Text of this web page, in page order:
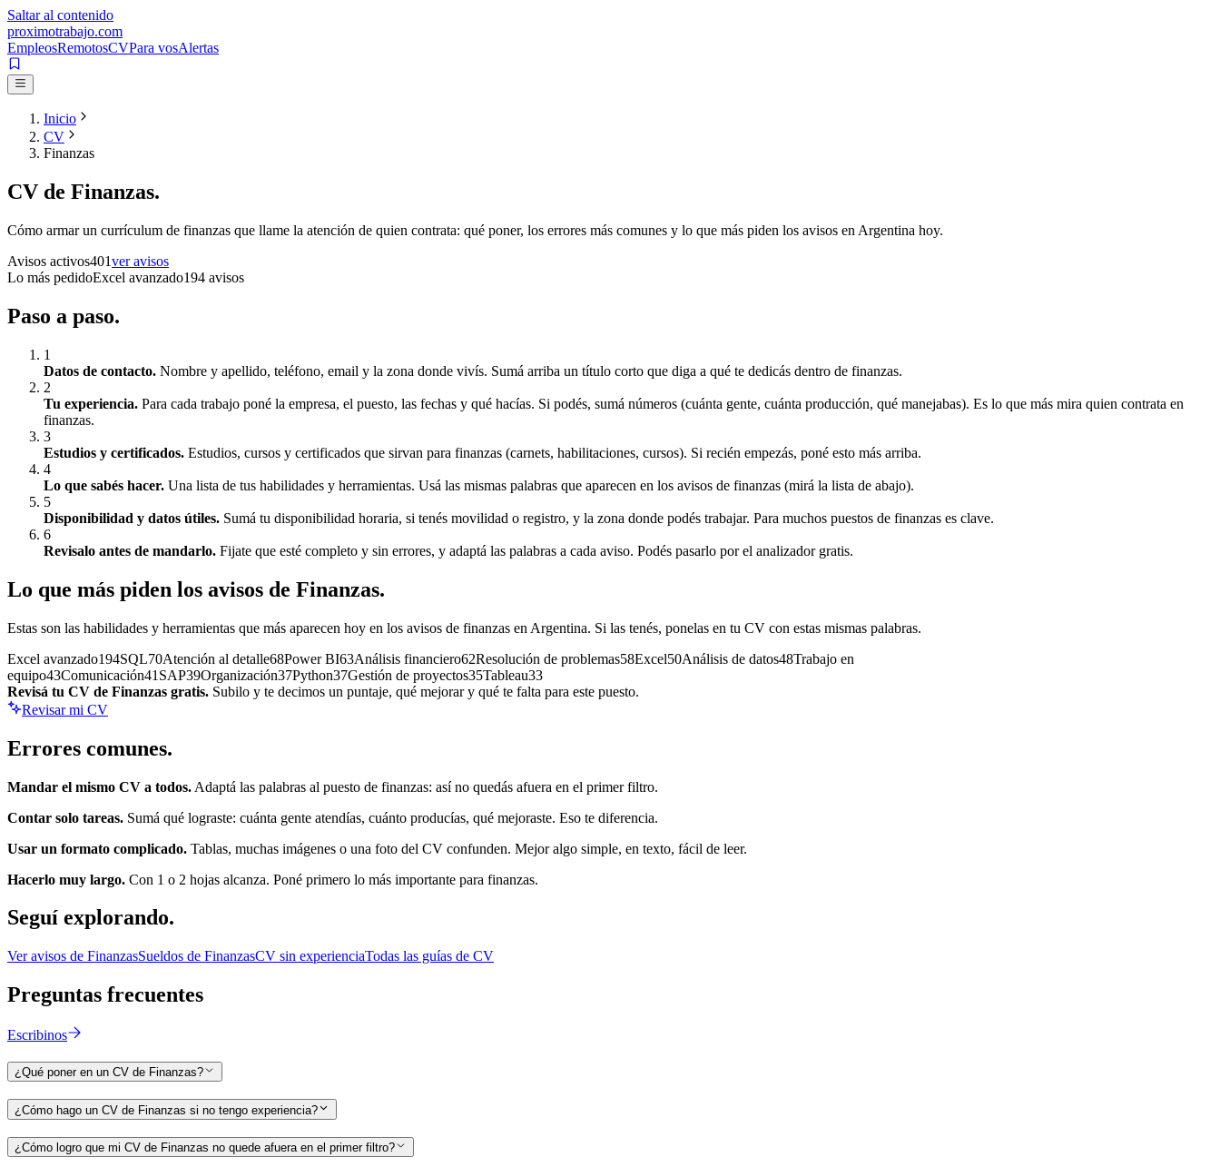
Saltar al contenido
proximotrabajo.com
EmpleosRemotosCVPara vosAlertas
Inicio
CV
Finanzas
CV de Finanzas.
Cómo armar un currículum de finanzas que llame la atención de quien contrata: qué poner, los errores más comunes y lo que más piden los avisos en Argentina hoy.
Avisos activos401ver avisos
Lo más pedidoExcel avanzado194 avisos
Paso a paso.
1
Datos de contacto. Nombre y apellido, teléfono, email y la zona donde vivís. Sumá arriba un título corto que diga a qué te dedicás dentro de finanzas.
2
Tu experiencia. Para cada trabajo poné la empresa, el puesto, las fechas y qué hacías. Si podés, sumá números (cuánta gente, cuánta producción, qué manejabas). Es lo que más mira quien contrata en
finanzas.
3
Estudios y certificados. Estudios, cursos y certificados que sirvan para finanzas (carnets, habilitaciones, cursos). Si recién empezás, poné esto más arriba.
4
Lo que sabés hacer. Una lista de tus habilidades y herramientas. Usá las mismas palabras que aparecen en los avisos de finanzas (mirá la lista de abajo).
5
Disponibilidad y datos útiles. Sumá tu disponibilidad horaria, si tenés movilidad o registro, y la zona donde podés trabajar. Para muchos puestos de finanzas es clave.
6
Revisalo antes de mandarlo. Fijate que esté completo y sin errores, y adaptá las palabras a cada aviso. Podés pasarlo por el analizador gratis.
Lo que más piden los avisos de Finanzas.
Estas son las habilidades y herramientas que más aparecen hoy en los avisos de finanzas en Argentina. Si las tenés, ponelas en tu CV con estas mismas palabras.
Excel avanzado194SQL70Atención al detalle68Power BI63Análisis financiero62Resolución de problemas58Excel50Análisis de datos48Trabajo en
equipo43Comunicación41 SAP39Organización37Python37Gestión de proyectos35Tableau33
Revisá tu CV de Finanzas gratis. Subilo y te decimos un puntaje, qué mejorar y qué te falta para este puesto.
Revisar mi CV
Errores comunes.
Mandar el mismo CV a todos. Adaptá las palabras al puesto de finanzas: así no quedás afuera en el primer filtro.
Contar solo tareas. Sumá qué lograste: cuánta gente atendías, cuánto producías, qué mejoraste. Eso te diferencia.
Usar un formato complicado. Tablas, muchas imágenes o una foto del CV confunden. Mejor algo simple, en texto, fácil de leer.
Hacerlo muy largo. Con 1 o 2 hojas alcanza. Poné primero lo más importante para finanzas.
Seguí explorando.
Ver avisos de FinanzasSueldos de FinanzasCV sin experienciaTodas las guías de CV
Preguntas frecuentes
Escribinos
¿Qué poner en un CV de Finanzas?
¿Cómo hago un CV de Finanzas si no tengo experiencia?
¿Cómo logro que mi CV de Finanzas no quede afuera en el primer filtro?